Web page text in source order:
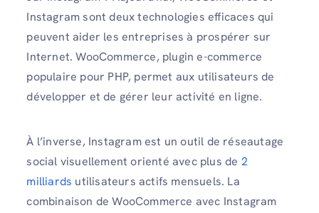
Instagram sont deux technologies efficaces qui
peuvent aider les entreprises à prospérer sur
Internet. WooCommerce, plugin e-commerce
populaire pour PHP, permet aux utilisateurs de
développer et de gérer leur activité en ligne.
À l’inverse, Instagram est un outil de réseautage
social visuellement orienté avec plus de 2
milliards utilisateurs actifs mensuels. La
combinaison de WooCommerce avec Instagram